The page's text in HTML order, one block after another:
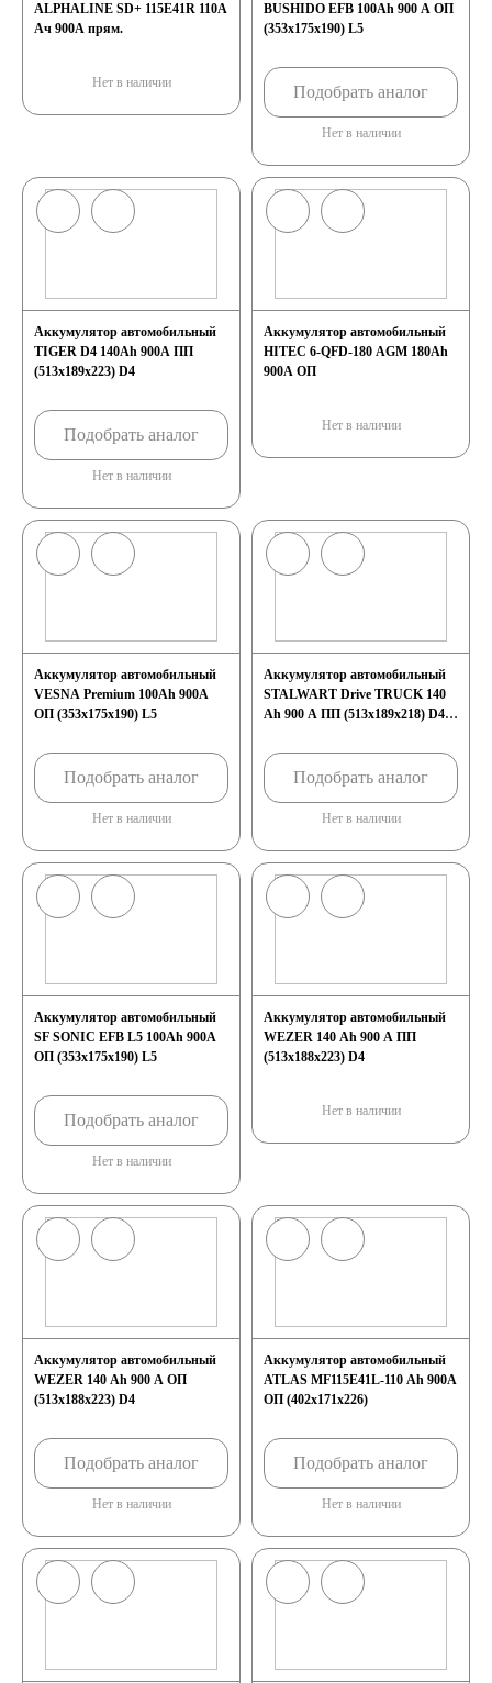
ALPHALINE SD+ 115E41R 110A
Ач 900А прям.
Нет в наличии
BUSHIDO EFB 100Ah 900 A ОП
(353x175x190) L5
Подобрать аналог
Нет в наличии
Аккумулятор автомобильный
TIGER D4 140Ah 900A ПП
(513x189x223) D4
Подобрать аналог
Нет в наличии
Аккумулятор автомобильный
HITEC 6-QFD-180 AGM 180Ah
900A ОП
Нет в наличии
Аккумулятор автомобильный
VESNA Premium 100Ah 900A
ОП (353x175x190) L5
Подобрать аналог
Нет в наличии
Аккумулятор автомобильный
STALWART Drive TRUCK 140
Ah 900 A ПП (513х189х218) D4
Подобрать аналог
Нет в наличии
Аккумулятор автомобильный
SF SONIC EFB L5 100Ah 900A
ОП (353x175x190) L5
Подобрать аналог
Нет в наличии
Аккумулятор автомобильный
WEZER 140 Ah 900 A ПП
(513x188x223) D4
Нет в наличии
Аккумулятор автомобильный
WEZER 140 Ah 900 A ОП
(513x188x223) D4
Подобрать аналог
Нет в наличии
Аккумулятор автомобильный
ATLAS MF115E41L-110 Ah 900A
ОП (402х171х226)
Подобрать аналог
Нет в наличии